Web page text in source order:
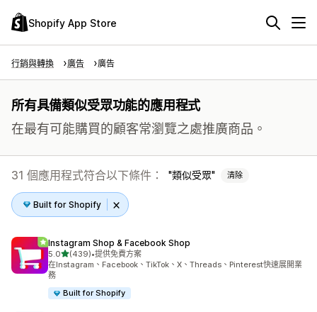
Shopify App Store
行銷與轉換 廣告 廣告
所有具備類似受眾功能的應用程式
在最有可能購買的顧客常瀏覽之處推廣商品。
31 個應用程式符合以下條件： 類似受眾 清除
Built for Shopify
Instagram Shop & Facebook Shop
5.0滿分 5 顆星
(439)
共有 439 則評價
•提供免費方案
在Instagram、Facebook、TikTok、X、Threads、Pinterest快速展開業
務
Built for Shopify